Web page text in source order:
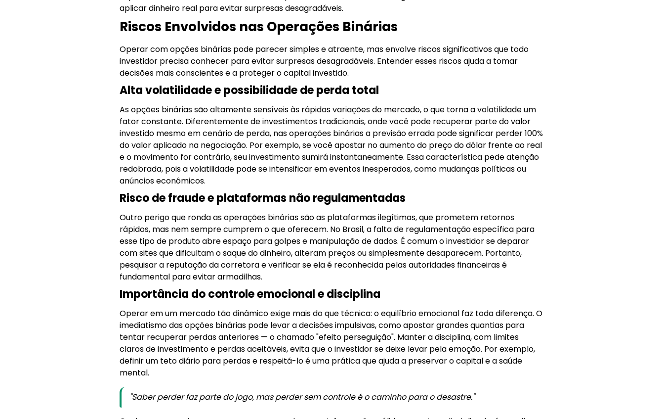
aplicar dinheiro real para evitar surpresas desagradáveis.
Riscos Envolvidos nas Operações Binárias
Operar com opções binárias pode parecer simples e atraente, mas envolve riscos significativos que todo
investidor precisa conhecer para evitar surpresas desagradáveis. Entender esses riscos ajuda a tomar
decisões mais conscientes e a proteger o capital investido.
Alta volatilidade e possibilidade de perda total
As opções binárias são altamente sensíveis às rápidas variações do mercado, o que torna a volatilidade um
fator constante. Diferentemente de investimentos tradicionais, onde você pode recuperar parte do valor
investido mesmo em cenário de perda, nas operações binárias a previsão errada pode significar perder 100%
do valor aplicado na negociação. Por exemplo, se você apostar no aumento do preço do dólar frente ao real
e o movimento for contrário, seu investimento sumirá instantaneamente. Essa característica pede atenção
redobrada, pois a volatilidade pode se intensificar em eventos inesperados, como mudanças políticas ou
anúncios econômicos.
Risco de fraude e plataformas não regulamentadas
Outro perigo que ronda as operações binárias são as plataformas ilegítimas, que prometem retornos
rápidos, mas nem sempre cumprem o que oferecem. No Brasil, a falta de regulamentação específica para
esse tipo de produto abre espaço para golpes e manipulação de dados. É comum o investidor se deparar
com sites que dificultam o saque do dinheiro, alteram preços ou simplesmente desaparecem. Portanto,
pesquisar a reputação da corretora e verificar se ela é reconhecida pelas autoridades financeiras é
fundamental para evitar armadilhas.
Importância do controle emocional e disciplina
Operar em um mercado tão dinâmico exige mais do que técnica: o equilíbrio emocional faz toda diferença. O
imediatismo das opções binárias pode levar a decisões impulsivas, como apostar grandes quantias para
tentar recuperar perdas anteriores — o chamado "efeito perseguição". Manter a disciplina, com limites
claros de investimento e perdas aceitáveis, evita que o investidor se deixe levar pela emoção. Por exemplo,
definir um teto diário para perdas e respeitá-lo é uma prática que ajuda a preservar o capital e a saúde
mental.
"Saber perder faz parte do jogo, mas perder sem controle é o caminho para o desastre."